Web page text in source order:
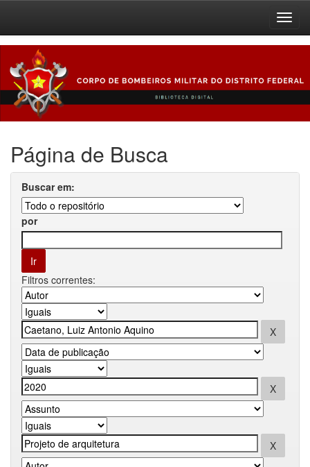
navigation
Página de Busca
Buscar em:
por
Filtros correntes: